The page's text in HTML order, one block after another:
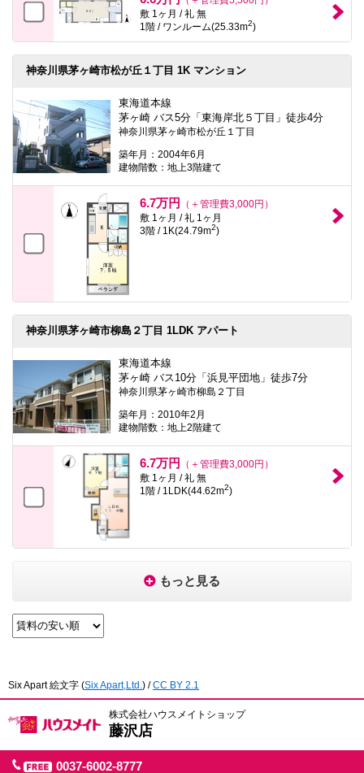
敷 1ヶ月 / 礼 無
1階 / ワンルーム(25.33m2)
神奈川県茅ヶ崎市松が丘１丁目 1K マンション
東海道本線
茅ヶ崎 バス5分「東海岸北５丁目」徒歩4分
神奈川県茅ヶ崎市松が丘１丁目
築年月：2004年6月
建物階数：地上3階建て
6.7万円
（＋管理費3,000円）
敷 1ヶ月 / 礼 1ヶ月
3階 / 1K(24.79m2)
神奈川県茅ヶ崎市柳島２丁目 1LDK アパート
東海道本線
茅ヶ崎 バス10分「浜見平団地」徒歩7分
神奈川県茅ヶ崎市柳島２丁目
築年月：2010年2月
建物階数：地上2階建て
6.7万円
（＋管理費3,000円）
敷 1ヶ月 / 礼 無
1階 / 1LDK(44.62m2)
もっと見る
Six Apart 絵文字 (Six Apart,Ltd.) /CC BY 2.1
株式会社ハウスメイトショップ
藤沢店
0037-6002-8777